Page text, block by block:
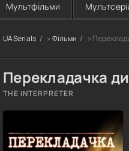
Мультфільми
UASerials » Фільми »
Перекладачка
THE INTERPRETER